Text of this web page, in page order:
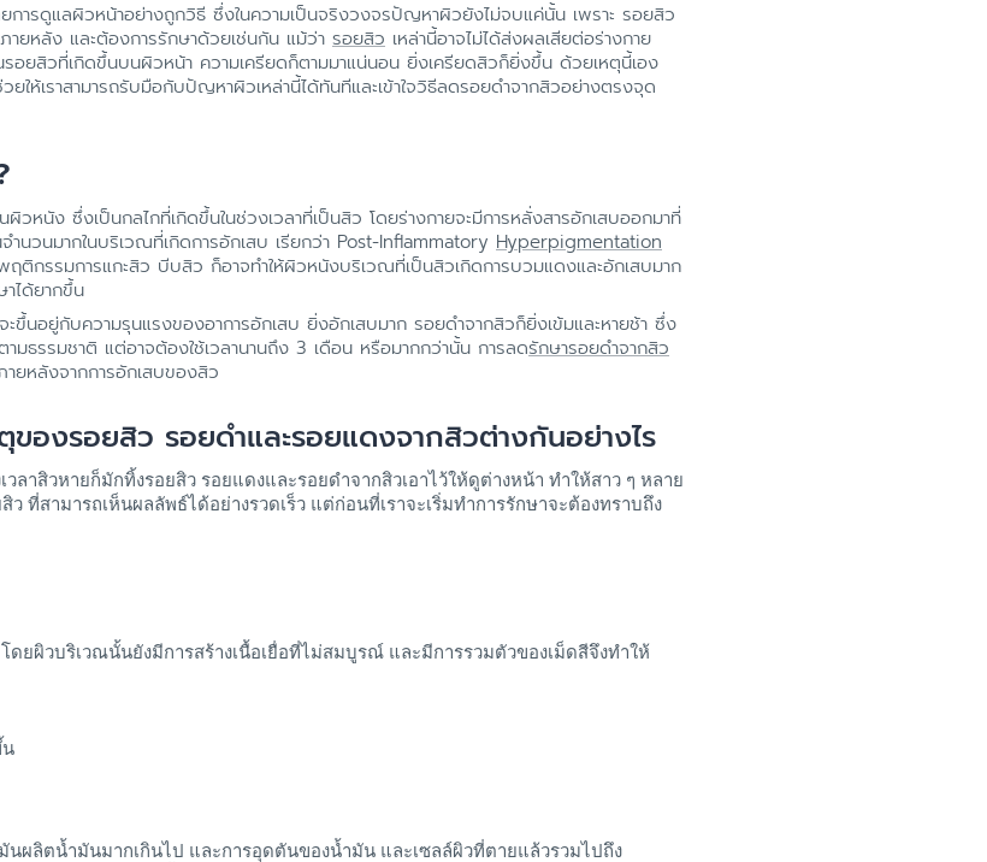
ยการดูแลผิวหน้าอย่างถูกวิธี ซึ่งในความเป็นจริงวงจรปัญหาผิวยังไม่จบแค่นั้น เพราะ รอยสิว
ยหลัง และต้องการรักษาด้วยเช่นกัน แม้ว่า รอยสิว เหล่านี้อาจไม่ได้ส่งผลเสียต่อร่างกาย
นรอยสิวที่เกิดขึ้นบนผิวหน้า ความเครียดก็ตามมาแน่นอน ยิ่งเครียดสิวก็ยิ่งขึ้น ด้วยเหตุนี้เอง
วยให้เราสามารถรับมือกับปัญหาผิวเหล่านี้ได้ทันทีและเข้าใจวิธีลดรอยดำจากสิวอย่างตรงจุด
ผิวหนัง ซึ่งเป็นกลไกที่เกิดขึ้นในช่วงเวลาที่เป็นสิว โดยร่างกายจะมีการหลั่งสารอักเสบออกมาที่
นวนมากในบริเวณที่เกิดการอักเสบ เรียกว่า Post-Inflammatory Hyperpigmentation
ฤติกรรมการแกะสิว บีบสิว ก็อาจทำให้ผิวหนังบริเวณที่เป็นสิวเกิดการบวมแดงและอักเสบมาก
ได้ยากขึ้น
ขึ้นอยู่กับความรุนแรงของอาการอักเสบ ยิ่งอักเสบมาก รอยดำจากสิวก็ยิ่งเข้มและหายช้า ซึ่ง
มธรรมชาติ แต่อาจต้องใช้เวลานานถึง 3 เดือน หรือมากกว่านั้น การลดรักษารอยดำจากสิว
ยหลังจากการอักเสบของสิว
ของรอยสิว รอยดำและรอยแดงจากสิวต่างกันอย่างไร
ลาสิวหายก็มักทิ้งรอยสิว รอยแดงและรอยดำจากสิวเอาไว้ให้ดูต่างหน้า ทำให้สาว ๆ หลาย
ที่สามารถเห็นผลลัพธ์ได้อย่างรวดเร็ว แต่ก่อนที่เราจะเริ่มทำการรักษาจะต้องทราบถึง
ดยผิวบริเวณนั้นยังมีการสร้างเนื้อเยื่อที่ไม่สมบูรณ์ และมีการรวมตัวของเม็ดสีจึงทำให้
น
นผลิตน้ำมันมากเกินไป และการอุดตันของน้ำมัน และเซลล์ผิวที่ตายแล้วรวมไปถึง